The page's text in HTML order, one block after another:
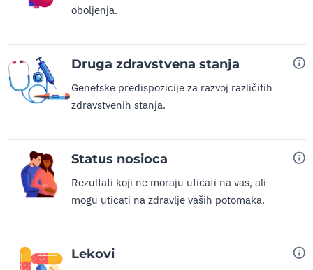
oboljenja.
Druga zdravstvena stanja
Genetske predispozicije za razvoj različitih
zdravstvenih stanja.
Status nosioca
Rezultati koji ne moraju uticati na vas, ali
mogu uticati na zdravlje vaših potomaka.
Lekovi